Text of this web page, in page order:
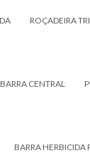
ROÇADEIRA
CENTRAL
BARRA HERBICIDA